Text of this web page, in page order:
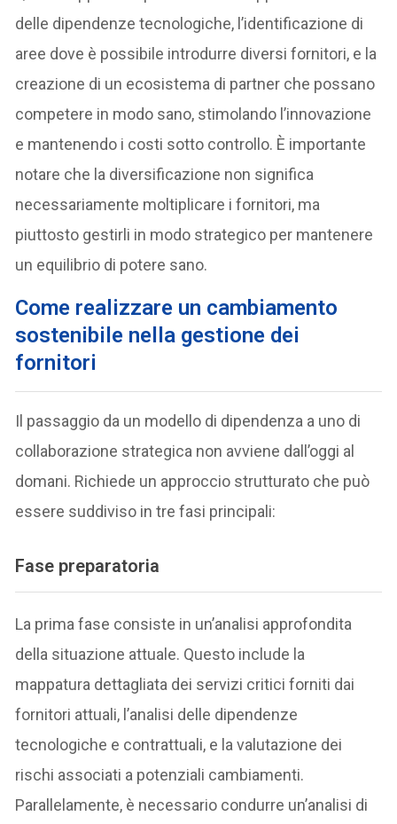
delle dipendenze tecnologiche, l’identificazione di
aree dove è possibile introdurre diversi fornitori, e la
creazione di un ecosistema di partner che possano
competere in modo sano, stimolando l’innovazione
e mantenendo i costi sotto controllo. È importante
notare che la diversificazione non significa
necessariamente moltiplicare i fornitori, ma
piuttosto gestirli in modo strategico per mantenere
un equilibrio di potere sano.
Come realizzare un cambiamento
sostenibile nella gestione dei
fornitori
Il passaggio da un modello di dipendenza a uno di
collaborazione strategica non avviene dall’oggi al
domani. Richiede un approccio strutturato che può
essere suddiviso in tre fasi principali:
Fase preparatoria
La prima fase consiste in un’analisi approfondita
della situazione attuale. Questo include la
mappatura dettagliata dei servizi critici forniti dai
fornitori attuali, l’analisi delle dipendenze
tecnologiche e contrattuali, e la valutazione dei
rischi associati a potenziali cambiamenti.
Parallelamente, è necessario condurre un’analisi di